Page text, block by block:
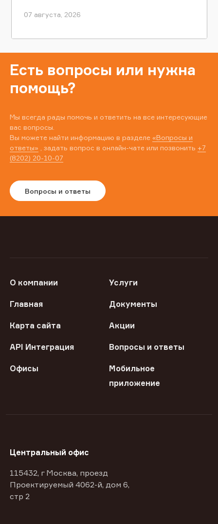
07 августа, 2026
Есть вопросы или нужна
помощь?
Мы всегда рады помочь и ответить на все интересующие
вас вопросы.
Вы можете найти информацию в разделе «Вопросы и
ответы» , задать вопрос в онлайн-чате или позвонить +7
(8202) 20-10-07
Вопросы и ответы
О компании Услуги
Главная Документы
Карта сайта Акции
API Интеграция Вопросы и ответы
Офисы
Мобильное
приложение
Центральный офис
115432, г Москва, проезд
Проектируемый 4062-й, дом 6,
стр 2